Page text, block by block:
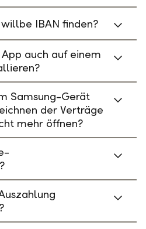
IBAN finden?
auch auf einem
Samsung-Gerät
der Verträge
mehr öffnen?